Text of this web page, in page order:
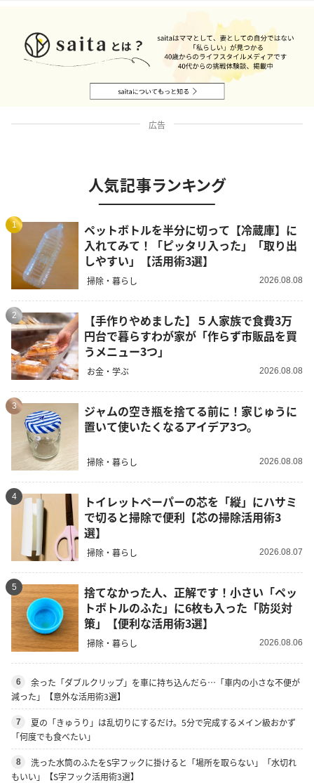
広告
人気記事ランキング
1
ペットボトルを半分に切って【冷蔵庫】に
入れてみて！「ピッタリ入った」「取り出
しやすい」【活用術3選】
掃除・暮らし 2026.08.08
2
【手作りやめました】５人家族で食費3万
円台で暮らすわが家が「作らず市販品を買
うメニュー3つ」
お金・学ぶ 2026.08.08
3
ジャムの空き瓶を捨てる前に！家じゅうに
置いて使いたくなるアイデア3つ。
掃除・暮らし 2026.08.08
4
トイレットペーパーの芯を「縦」にハサミ
で切ると掃除で便利【芯の掃除活用術3
選】
掃除・暮らし 2026.08.07
5
捨てなかった人、正解です！小さい「ペッ
トボトルのふた」に6枚も入った「防災対
策」【便利な活用術3選】
掃除・暮らし 2026.08.06
6
余った「ダブルクリップ」を車に持ち込んだら…「車内の小さな不便が
減った」【意外な活用術3選】
7
夏の「きゅうり」は乱切りにするだけ。5分で完成するメイン級おかず
「何度でも食べたい」
8
洗った水筒のふたをS字フックに掛けると「場所を取らない」「水切れ
もいい」【S字フック活用術3選】